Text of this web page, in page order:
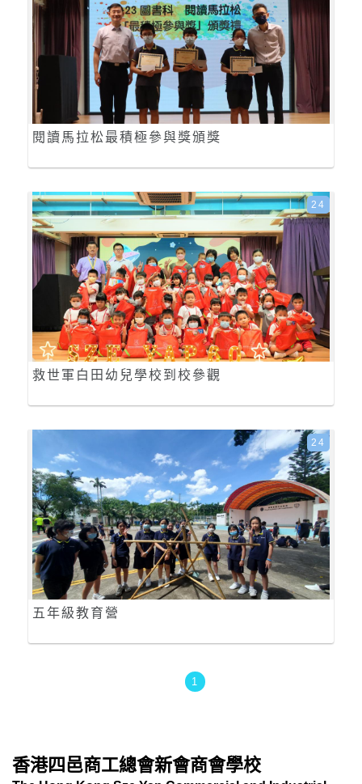
閱讀馬拉松最積極參與獎頒獎
救世軍白田幼兒學校到校參觀
24
五年級教育營
24
1
香港四邑商工總會新會商會學校